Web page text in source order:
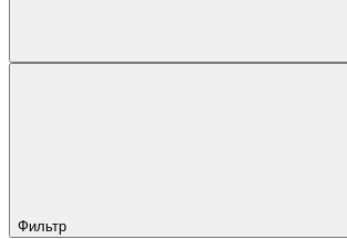
Фильтр